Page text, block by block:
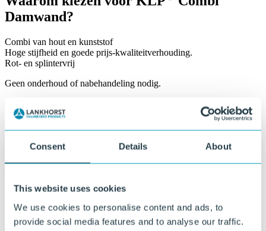
Consent Details About
This website uses cookies
We use cookies to personalise content and ads, to
provide social media features and to analyse our traffic.
Damwand?
Combi van hout en kunststof
Hoge stijfheid en goede prijs-kwaliteitverhouding.
Rot- en splintervrij
Geen onderhoud of nabehandeling nodig.
Veilig voor grond- en oppervlaktewater.
Duurzaam materiaal
Lange levensduur